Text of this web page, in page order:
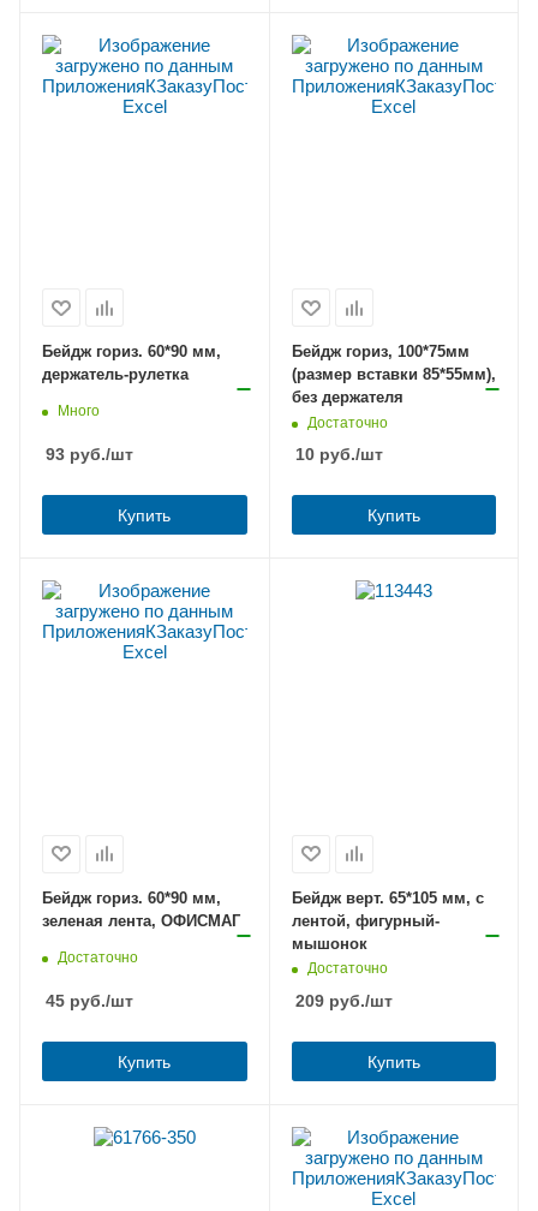
Бейдж гориз. 60*90 мм,
держатель-рулетка
Много
93 руб./шт
Купить
Бейдж гориз, 100*75мм
(размер вставки 85*55мм),
без держателя
Достаточно
10руб./шт
Купить
Бейдж гориз. 60*90 мм,
зеленая лента, ОФИСМАГ
Достаточно
45 руб./шт
Купить
Бейдж верт. 65*105 мм, с
лентой, фигурный-
мышонок
Достаточно
209руб./шт
Купить